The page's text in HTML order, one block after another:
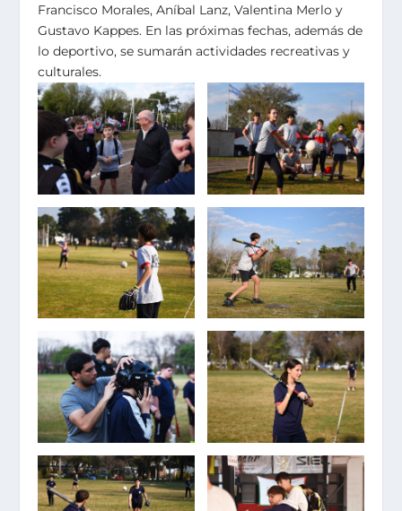
Francisco Morales, Aníbal Lanz, Valentina Merlo y
Gustavo Kappes. En las próximas fechas, además de
lo deportivo, se sumarán actividades recreativas y
culturales.